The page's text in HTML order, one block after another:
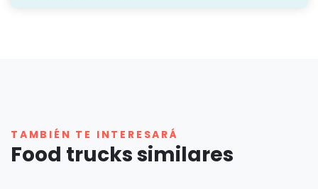
TAMBIÉN TE INTERESARÁ
Food trucks similares